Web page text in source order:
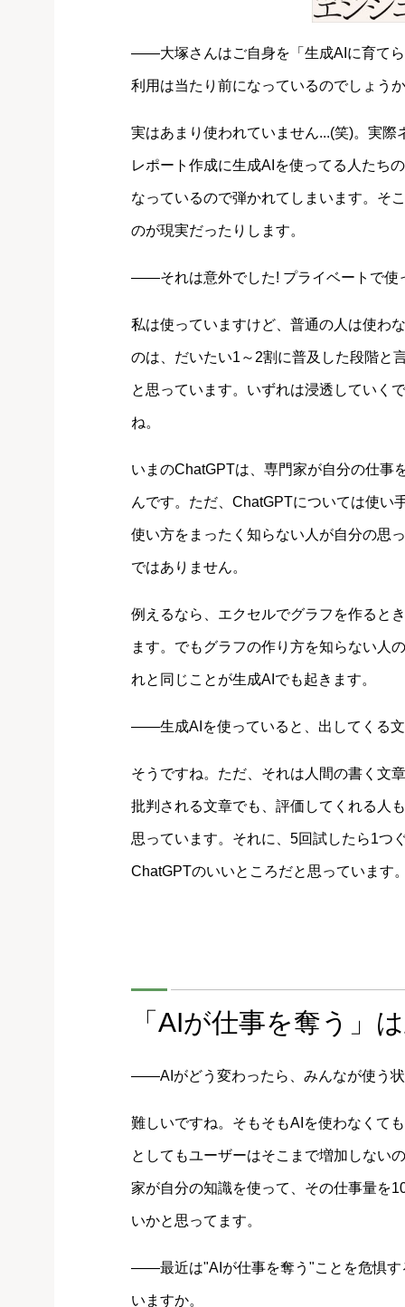
――大塚さんはご自身を「生成AIに育て
利用は当たり前になっているのでしょう
実はあまり使われていません...(笑)。実
レポート作成に生成AIを使ってる人たち
なっているので弾かれてしまいます。そ
のが現実だったりします。
――それは意外でした! プライベートで使
私は使っていますけど、普通の人は使わ
のは、だいたい1～2割に普及した段階と
と思っています。いずれは浸透していく
ね。
いまのChatGPTは、専門家が自分の仕事
んです。ただ、ChatGPTについては使い
使い方をまったく知らない人が自分の思
ではありません。
例えるなら、エクセルでグラフを作ると
ます。でもグラフの作り方を知らない人
れと同じことが生成AIでも起きます。
――生成AIを使っていると、出してくる
そうですね。ただ、それは人間の書く文
批判される文章でも、評価してくれる人
思っています。それに、5回試したら1つ
ChatGPTのいいところだと思っています
「AIが仕事を奪う」
――AIがどう変わったら、みんなが使う
難しいですね。そもそもAIを使わなくて
としてもユーザーはそこまで増加しない
家が自分の知識を使って、その仕事量を
いかと思ってます。
――最近は"AIが仕事を奪う"ことを危惧す
いますか。